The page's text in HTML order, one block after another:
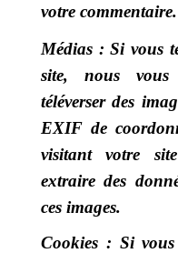
votre commentaire.
Médias :Si vous
site, nous vous
téléverser des
EXIF de
visitant votre
extraire des
ces images.
Cookies : Si